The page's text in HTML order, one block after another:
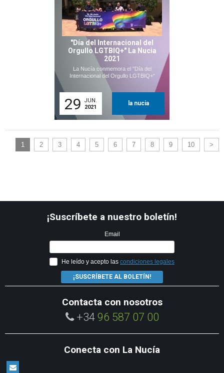
"Día del Internacional del
Orgullo LGTBIQ+" La Nucia
2021
La Nucía conmemora el "Día del
Internacional del Orgullo LGTBIQ+"
29
JUN.
2021
la nucia
1 2 3 4 5 6 7 8 9 10 >
¡Suscríbete a nuestro boletín!
Email
He leído y acepto las condiciones legales
¡SUSCRÍBETE AL BOLETÍN!
Contacta con nosotros
+34 96 587 07 00
Conecta con La Nucía